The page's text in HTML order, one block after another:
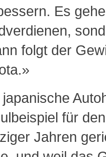
Es
folgt der
japanische
für
Jahren